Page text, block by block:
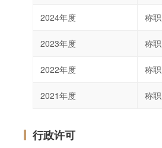
2024年度 称职
2023年度 称职
2022年度 称职
2021年度 称职
行政许可